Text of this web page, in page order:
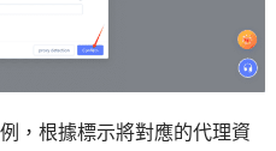
，根據標示將對應的代理資